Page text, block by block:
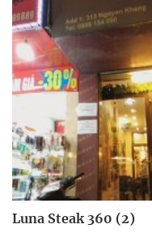
Luna Steak 360 (2)